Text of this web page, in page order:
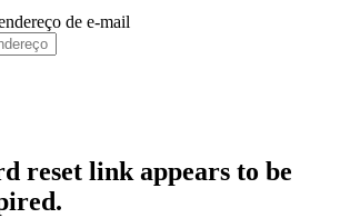
de e-mail
reset link appears to be